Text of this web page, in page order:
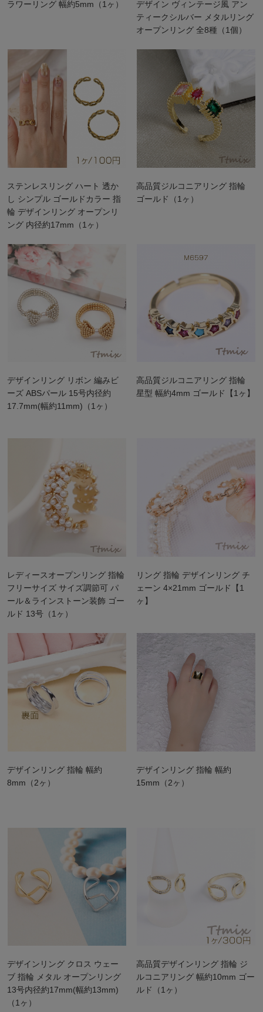
ラワーリング 幅約5mm（1ヶ）
デザイン ヴィンテージ風 アン
ティークシルバー メタルリング
オープンリング 全8種（1個）
ステンレスリング ハート 透か
し シンプル ゴールドカラー 指
輪 デザインリング オープンリ
ング 内径約17mm（1ヶ）
高品質ジルコニアリング 指輪
ゴールド（1ヶ）
デザインリング リボン 編みビ
ーズ ABSパール 15号内径約
17.7mm(幅約11mm)（1ヶ）
高品質ジルコニアリング 指輪
星型 幅約4mm ゴールド【1ヶ】
レディースオープンリング 指輪
フリーサイズ サイズ調節可 パ
ール＆ラインストーン装飾 ゴー
ルド 13号（1ヶ）
リング 指輪 デザインリング チ
ェーン 4×21mm ゴールド【1
ヶ】
デザインリング 指輪 幅約
8mm（2ヶ）
デザインリング 指輪 幅約
15mm（2ヶ）
デザインリング クロス ウェー
ブ 指輪 メタル オープンリング
13号内径約17mm(幅約13mm)
（1ヶ）
高品質デザインリング 指輪 ジ
ルコニアリング 幅約10mm ゴー
ルド（1ヶ）